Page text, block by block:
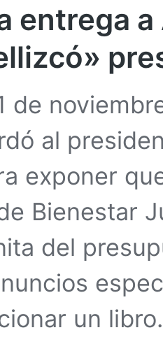
entrega
de
al
exponer
Bienestar
del
un